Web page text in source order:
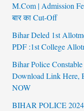
M.Com | Admission
बार का Cut-Off
Bihar Deled 1st
PDF :1st College
Bihar Police
Download Link Here,
NOW
BIHAR POLICE